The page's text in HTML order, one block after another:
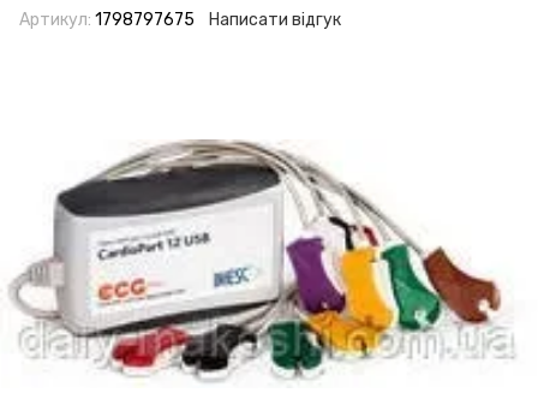
Артикул: 1798797675 Написати відгук